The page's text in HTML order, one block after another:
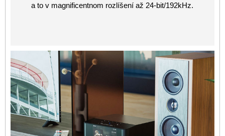
a to v magnificentnom rozlíšení až 24-bit/192kHz.